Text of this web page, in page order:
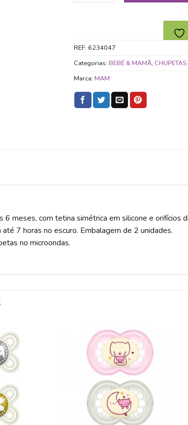
REF: 6234047
Categorias: BEBÉ & MAMÃ, CHUPETAS
Marca: MAM
meses, com tetina simétrica em silicone e orifícios
7 horas no escuro. Embalagem de 2 unidades.
no microondas.
ADICIONAR
DESEJOS
ADICIONAR
A LISTA DE
DESEJOS